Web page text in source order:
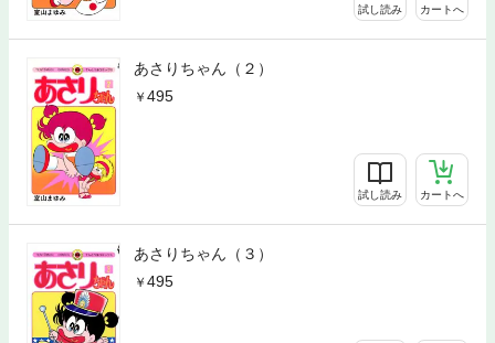
試し読み カートへ
あさりちゃん（２）
495
試し読み カートへ
あさりちゃん（３）
495